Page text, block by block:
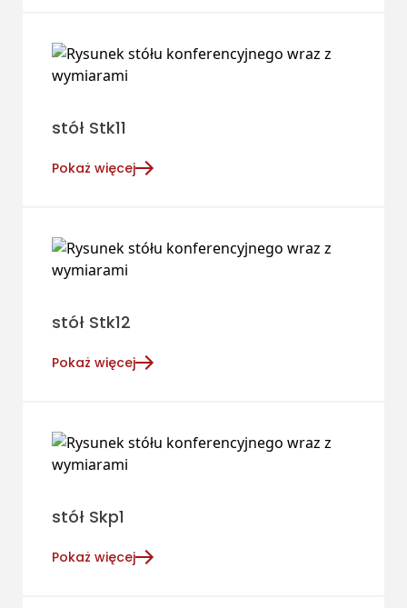
stół Stk11
Pokaż więcej
stół Stk12
Pokaż więcej
stół Skp1
Pokaż więcej